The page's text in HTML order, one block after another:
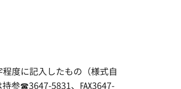
度に記入したもの（様式自
持参☎3647-5831、℻3647-